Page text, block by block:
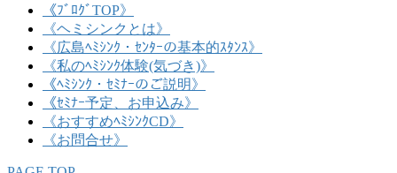
《ﾌﾞﾛｸﾞTOP》
《ヘミシンクとは》
《広島ﾍﾐｼﾝｸ・ｾﾝﾀｰの基本的ｽﾀﾝｽ》
《私のﾍﾐｼﾝｸ体験(気づき)》
《ﾍﾐｼﾝｸ・ｾﾐﾅｰのご説明》
《ｾﾐﾅｰ予定、お申込み》
《おすすめﾍﾐｼﾝｸCD》
《お問合せ》